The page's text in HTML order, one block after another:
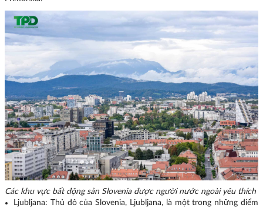
Các khu vực bất động sản Slovenia được người nước ngoài yêu thích
Ljubljana: Thủ đô của Slovenia, Ljubljana, là một trong những điểm